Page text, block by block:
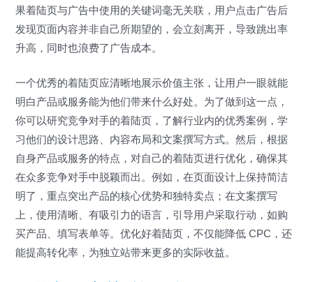
果着陆页与广告中使用的关键词毫无关联，用户点击广告后
发现页面内容并非自己所期望的，会立刻离开，导致跳出率
升高，同时也浪费了广告成本。
一个优秀的着陆页应清晰地展示价值主张，让用户一眼就能
明白产品或服务能为他们带来什么好处。为了做到这一点，
你可以研究竞争对手的着陆页，了解行业内的优秀案例，学
习他们的设计思路、内容布局和文案撰写方式。然后，根据
自身产品或服务的特点，对自己的着陆页进行优化，确保其
在众多竞争对手中脱颖而出。例如，在页面设计上保持简洁
明了，重点突出产品的核心优势和独特卖点；在文案撰写
上，使用清晰、有吸引力的语言，引导用户采取行动，如购
买产品、填写表单等。优化好着陆页，不仅能降低 CPC，还
能提高转化率，为独立站带来更多的实际收益。